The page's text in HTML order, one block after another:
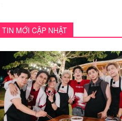
TIN MỚI CẬP NHẬT